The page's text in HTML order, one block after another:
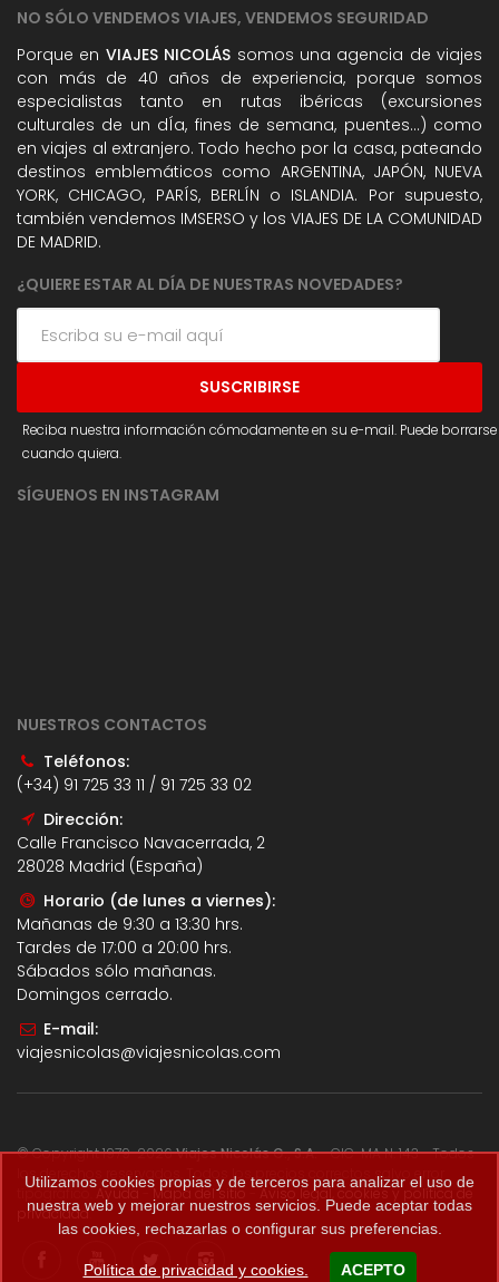
NO SÓLO VENDEMOS VIAJES, VENDEMOS SEGURIDAD
Porque en VIAJES NICOLÁS somos una agencia de viajes
con más de 40 años de experiencia, porque somos
especialistas tanto en rutas ibéricas (excursiones
culturales de un dÍa, fines de semana, puentes...) como
en viajes al extranjero. Todo hecho por la casa, pateando
destinos emblemáticos como ARGENTINA, JAPÓN, NUEVA
YORK, CHICAGO, PARÍS, BERLÍN o ISLANDIA. Por supuesto,
también vendemos IMSERSO y los VIAJES DE LA COMUNIDAD
DE MADRID.
¿QUIERE ESTAR AL DÍA DE NUESTRAS NOVEDADES?
Reciba nuestra información cómodamente en su e-mail. Puede borrarse
cuando quiera.
SÍGUENOS EN INSTAGRAM
NUESTROS CONTACTOS
Teléfonos:
(+34) 91 725 33 11 / 91 725 33 02
Dirección:
Calle Francisco Navacerrada, 2
28028 Madrid (España)
Horario (de lunes a viernes):
Mañanas de 9:30 a 13:30 hrs.
Tardes de 17:00 a 20:00 hrs.
Sábados sólo mañanas.
Domingos cerrado.
E-mail:
viajesnicolas@viajesnicolas.com
© Copyright 1979-2026Viajes Nicolás G., S.A.- CIC-MA N. 143 - Todos
los derechos reservados. Todos los precios correctos salvo error
tipográfico. Ayuda-Mapa del sitio -Aviso legal, cookies y política de
privacidad.
Utilizamos cookies propias y de terceros para analizar el uso de
nuestra web y mejorar nuestros servicios. Puede aceptar todas
las cookies, rechazarlas o configurar sus preferencias.
Política de privacidad y cookies. ACEPTO